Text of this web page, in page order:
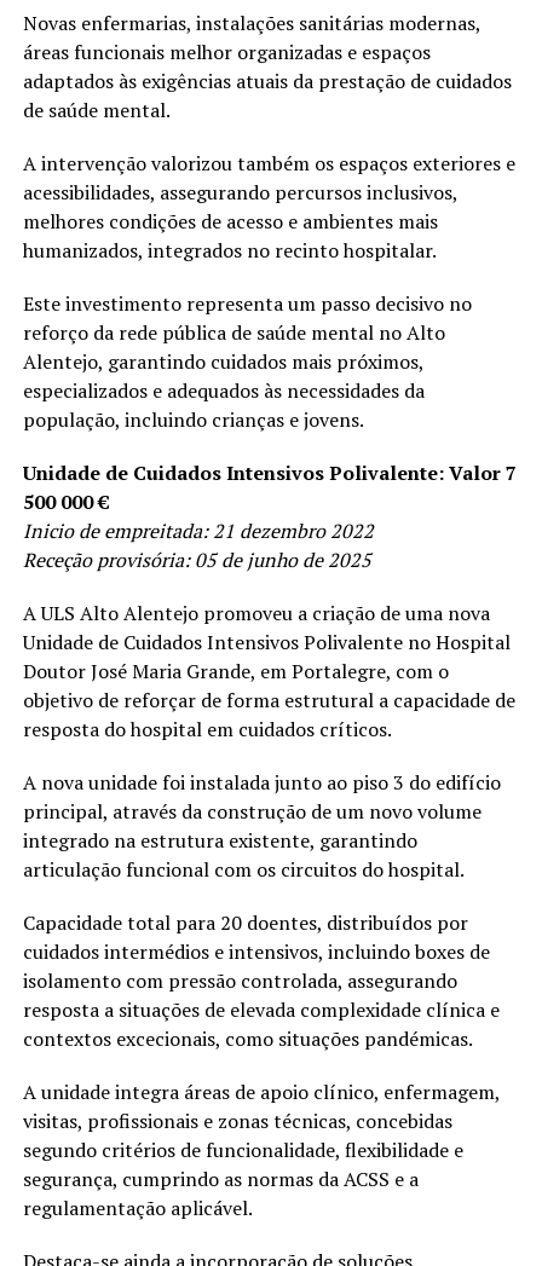
Novas enfermarias, instalações sanitárias modernas,
áreas funcionais melhor organizadas e espaços
adaptados às exigências atuais da prestação de cuidados
de saúde mental.
A intervenção valorizou também os espaços exteriores e
acessibilidades, assegurando percursos inclusivos,
melhores condições de acesso e ambientes mais
humanizados, integrados no recinto hospitalar.
Este investimento representa um passo decisivo no
reforço da rede pública de saúde mental no Alto
Alentejo, garantindo cuidados mais próximos,
especializados e adequados às necessidades da
população, incluindo crianças e jovens.
Unidade de Cuidados Intensivos Polivalente: Valor 7
500 000 €
Inicio de empreitada: 21 dezembro 2022
Receção provisória: 05 de junho de 2025
A ULS Alto Alentejo promoveu a criação de uma nova
Unidade de Cuidados Intensivos Polivalente no Hospital
Doutor José Maria Grande, em Portalegre, com o
objetivo de reforçar de forma estrutural a capacidade de
resposta do hospital em cuidados críticos.
A nova unidade foi instalada junto ao piso 3 do edifício
principal, através da construção de um novo volume
integrado na estrutura existente, garantindo
articulação funcional com os circuitos do hospital.
Capacidade total para 20 doentes, distribuídos por
cuidados intermédios e intensivos, incluindo boxes de
isolamento com pressão controlada, assegurando
resposta a situações de elevada complexidade clínica e
contextos excecionais, como situações pandémicas.
A unidade integra áreas de apoio clínico, enfermagem,
visitas, profissionais e zonas técnicas, concebidas
segundo critérios de funcionalidade, flexibilidade e
segurança, cumprindo as normas da ACSS e a
regulamentação aplicável.